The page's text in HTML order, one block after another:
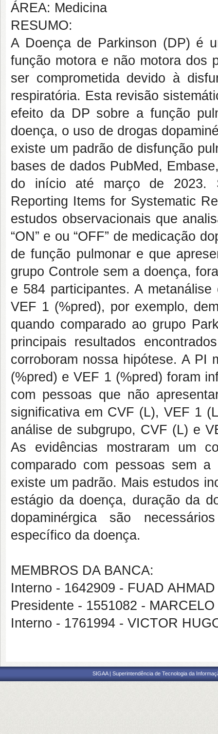
ÁREA: Medicina
RESUMO:
A Doença de Parkinson (DP) é
função motora e não motora dos
ser comprometida devido à
respiratória. Esta revisão
efeito da DP sobre a função
doença, o uso de drogas
existe um padrão de disfunção
bases de dados PubMed,
do início até março de 2023.
Reporting Items for Systematic
estudos observacionais que
“ON” e ou “OFF” de medicação
de função pulmonar e que
grupo Controle sem a doença,
e 584 participantes. A
VEF 1 (%pred), por exemplo,
quando comparado ao grupo
principais resultados
corroboram nossa hipótese. A
(%pred) e VEF 1 (%pred) foram
com pessoas que não
significativa em CVF (L), VEF 1
análise de subgrupo, CVF (L) e
As evidências mostraram um
comparado com pessoas sem
existe um padrão. Mais estudos
estágio da doença, duração da
dopaminérgica são
específico da doença.
MEMBROS DA BANCA:
Interno - 1642909 - FUAD
Presidente - 1551082 -
Interno - 1761994 - VICTOR
SIGAA | Superintendência de Tecnologia da